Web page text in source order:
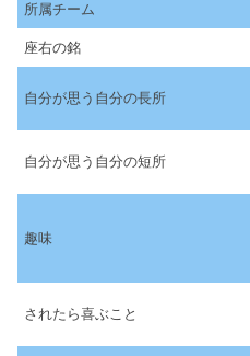
所属チーム
座右の銘
自分が思う自分の長所
自分が思う自分の短所
趣味
されたら喜ぶこと